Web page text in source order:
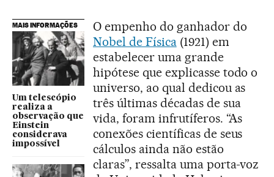
MAIS INFORMAÇÕES
Um telescópio
realiza a
observação que
Einstein
considerava
impossível
O empenho do ganhador do
Nobel de Física(1921) em
estabelecer uma grande
hipótese que explicasse todo o
universo, ao qual dedicou as
três últimas décadas de sua
vida, foram infrutíferos. “As
conexões científicas de seus
cálculos ainda não estão
claras”, ressalta uma porta-voz